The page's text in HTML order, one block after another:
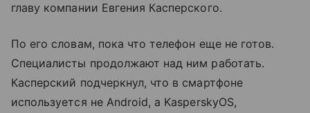
главу компании Евгения Касперского.
По его словам, пока что телефон еще не готов.
Специалисты продолжают над ним работать.
Касперский подчеркнул, что в смартфоне
используется не Android, а KasperskyOS,